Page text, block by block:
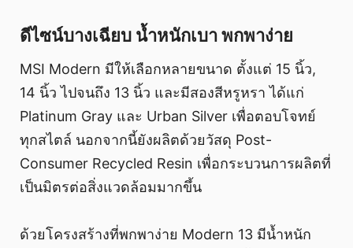
ดีไซน์บางเฉียบ น้ำหนักเบา พกพาง่าย
MSI Modern มีให้เลือกหลายขนาด ตั้งแต่ 15 นิ้ว,
14 นิ้ว ไปจนถึง 13 นิ้ว และมีสองสีหรูหรา ได้แก่
Platinum Gray และ Urban Silver เพื่อตอบโจทย์
ทุกสไตล์ นอกจากนี้ยังผลิตด้วยวัสดุ Post-
Consumer Recycled Resin เพื่อกระบวนการผลิตที่
เป็นมิตรต่อสิ่งแวดล้อมมากขึ้น
ด้วยโครงสร้างที่พกพาง่าย Modern 13 มีน้ำหนัก